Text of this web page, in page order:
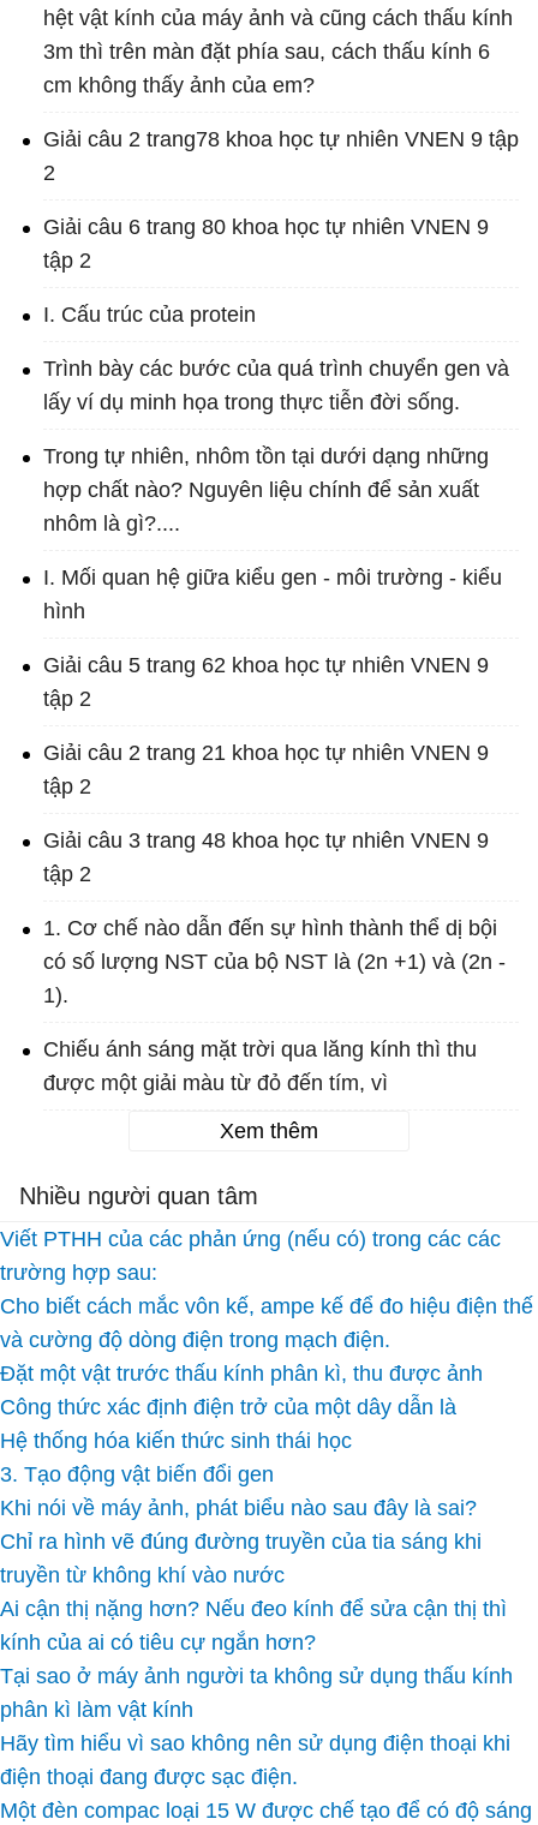
hệt vật kính của máy ảnh và cũng cách thấu kính
3m thì trên màn đặt phía sau, cách thấu kính 6
cm không thấy ảnh của em?
Giải câu 2 trang78 khoa học tự nhiên VNEN 9 tập
2
Giải câu 6 trang 80 khoa học tự nhiên VNEN 9
tập 2
I. Cấu trúc của protein
Trình bày các bước của quá trình chuyển gen và
lấy ví dụ minh họa trong thực tiễn đời sống.
Trong tự nhiên, nhôm tồn tại dưới dạng những
hợp chất nào? Nguyên liệu chính để sản xuất
nhôm là gì?....
I. Mối quan hệ giữa kiểu gen - môi trường - kiểu
hình
Giải câu 5 trang 62 khoa học tự nhiên VNEN 9
tập 2
Giải câu 2 trang 21 khoa học tự nhiên VNEN 9
tập 2
Giải câu 3 trang 48 khoa học tự nhiên VNEN 9
tập 2
1. Cơ chế nào dẫn đến sự hình thành thể dị bội
có số lượng NST của bộ NST là (2n +1) và (2n -
1).
Chiếu ánh sáng mặt trời qua lăng kính thì thu
được một giải màu từ đỏ đến tím, vì
Xem thêm
Nhiều người quan tâm
Viết PTHH của các phản ứng (nếu có) trong các các
trường hợp sau:
Cho biết cách mắc vôn kế, ampe kế để đo hiệu điện thế
và cường độ dòng điện trong mạch điện.
Đặt một vật trước thấu kính phân kì, thu được ảnh
Công thức xác định điện trở của một dây dẫn là
Hệ thống hóa kiến thức sinh thái học
3. Tạo động vật biến đổi gen
Khi nói về máy ảnh, phát biểu nào sau đây là sai?
Chỉ ra hình vẽ đúng đường truyền của tia sáng khi
truyền từ không khí vào nước
Ai cận thị nặng hơn? Nếu đeo kính để sửa cận thị thì
kính của ai có tiêu cự ngắn hơn?
Tại sao ở máy ảnh người ta không sử dụng thấu kính
phân kì làm vật kính
Hãy tìm hiểu vì sao không nên sử dụng điện thoại khi
điện thoại đang được sạc điện.
Một đèn compac loại 15 W được chế tạo để có độ sáng